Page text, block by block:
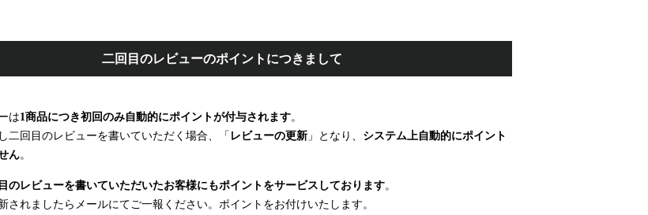
二回目のレビューのポイントにつきまして
は1商品につき初回のみ自動的にポイントが付与されます。
二回目のレビューを書いていただく場合、「 レビューの更新 」となり、 システム上自動的にポイント
ん。
のレビューを書いていただいたお客様にもポイントをサービスしております。
されましたらメールにてご一報ください。ポイントをお付けいたします。